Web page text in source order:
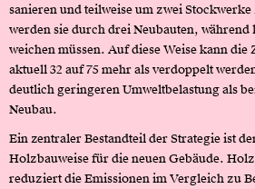
sanieren und teilweise um zwei
werden sie durch drei Neubauten,
weichen müssen. Auf diese Weise kann
aktuell 32 auf 75 mehr als verdoppelt
deutlich geringeren Umweltbelastung als
Neubau.
Ein zentraler Bestandteil der Strategie ist
Holzbauweise für die neuen Gebäude.
reduziert die Emissionen im Vergleich zu